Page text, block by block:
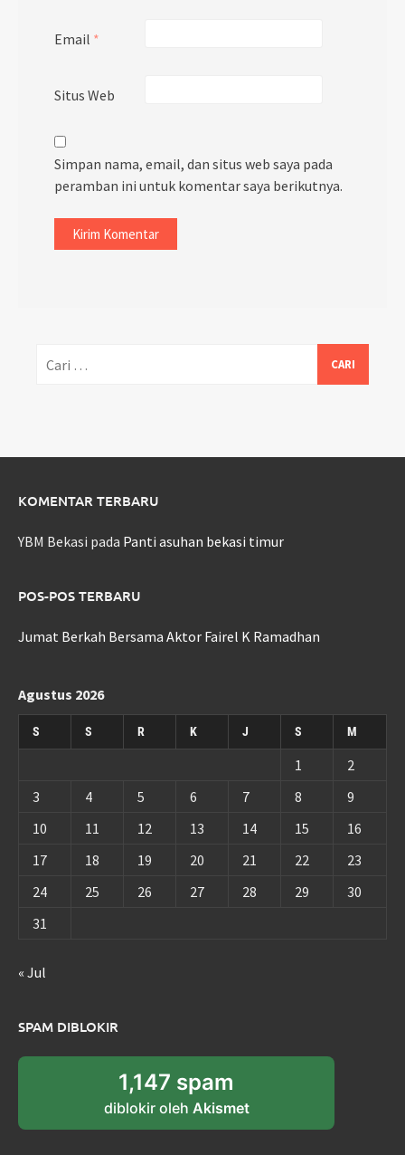
Email *
Situs Web
Simpan nama, email, dan situs web saya pada
peramban ini untuk komentar saya berikutnya.
untuk:
KOMENTAR TERBARU
YBM Bekasi pada Panti asuhan bekasi timur
POS-POS TERBARU
Jumat Berkah Bersama Aktor Fairel K Ramadhan
Agustus 2026
S S R K J S M
1
2
3
4 5 6 7 8
9
10
11 12 13 14 15
16
17
18 19 20 21 22
23
24
25 26 27 28 29
30
31
« Jul
SPAM DIBLOKIR
1,147 spam
diblokir oleh Akismet